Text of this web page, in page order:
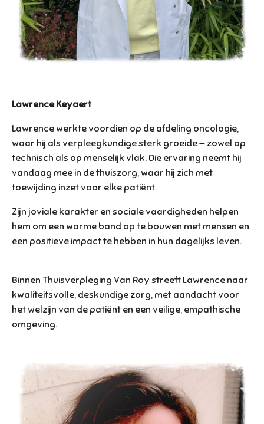
Lawrence Keyaert
Lawrence werkte voordien op de afdeling oncologie,
waar hij als verpleegkundige sterk groeide — zowel op
technisch als op menselijk vlak. Die ervaring neemt hij
vandaag mee in de thuiszorg, waar hij zich met
toewijding inzet voor elke patiënt.
Zijn joviale karakter en sociale vaardigheden helpen
hem om een warme band op te bouwen met mensen en
een positieve impact te hebben in hun dagelijks leven.
Binnen Thuisverpleging Van Roy streeft Lawrence naar
kwaliteitsvolle, deskundige zorg, met aandacht voor
het welzijn van de patiënt en een veilige, empathische
omgeving.